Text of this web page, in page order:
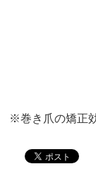
※巻き爪の矯正